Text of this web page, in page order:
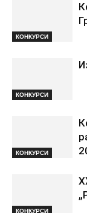
КОНКУРСИ
КОНКУРСИ
КОНКУРСИ
КОНКУРСИ